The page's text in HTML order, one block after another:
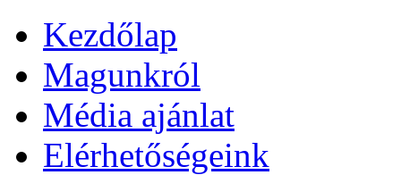
Kezdőlap
Magunkról
Média ajánlat
Elérhetőségeink